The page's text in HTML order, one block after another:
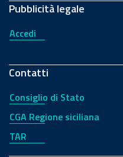
Pubblicità legale
Accedi
Contatti
Consiglio di Stato
CGA Regione siciliana
TAR